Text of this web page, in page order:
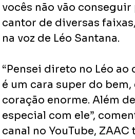
vocês não vão
cantor de diversas
na voz de Léo Santana.
“Pensei direto no Léo
é um cara super do
coração enorme. Além
especial com ele”,
canal no YouTube,